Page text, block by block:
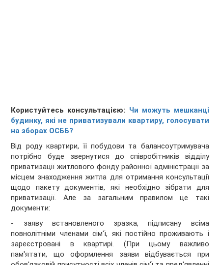
Користуйтесь консультацією: Чи можуть мешканці
будинку, які не приватизували квартиру, голосувати
на зборах ОСББ?
Від роду квартири, її побудови та балансоутримувача
потрібно буде звернутися до співробітників відділу
приватизації житлового фонду районної адміністрації за
місцем знаходження житла для отримання консультації
щодо пакету документів, які необхідно зібрати для
приватизації. Але за загальним правилом це такі
документи:
- заяву встановленого зразка, підписану всіма
повнолітніми членами сім'ї, які постійно проживають і
зареєстровані в квартирі. (При цьому важливо
пам'ятати, що оформлення заяви відбувається при